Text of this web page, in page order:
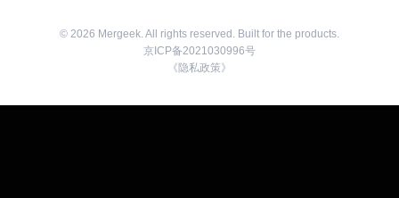
© 2026 Mergeek. All rights reserved. Built for the products.
京ICP备2021030996号
《隐私政策》